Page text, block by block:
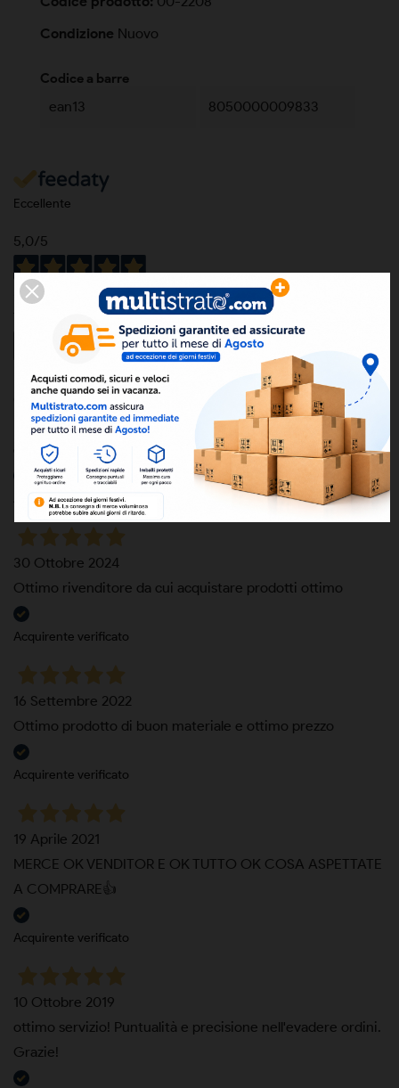
Condizione Nuovo
Codice a barre
ean13 8050000009833
Eccellente
5,0/5
5 recensioni prodotto
Tutte le recensioni >
Precedente
Successivo
08 Gennaio 2026
Prodotti di qualità, spedizione ultraveloce. ottimo l'ottone
dei raccordi, è diversi anni che ci forniamo da loro.
Acquirente verificato
30 Ottobre 2024
Ottimo rivenditore da cui acquistare prodotti ottimo
Acquirente verificato
16 Settembre 2022
Ottimo prodotto di buon materiale e ottimo prezzo
Acquirente verificato
19 Aprile 2021
MERCE OK VENDITOR E OK TUTTO OK COSA ASPETTATE
A COMPRARE👍
Acquirente verificato
10 Ottobre 2019
ottimo servizio! Puntualità e precisione nell'evadere ordini.
Grazie!